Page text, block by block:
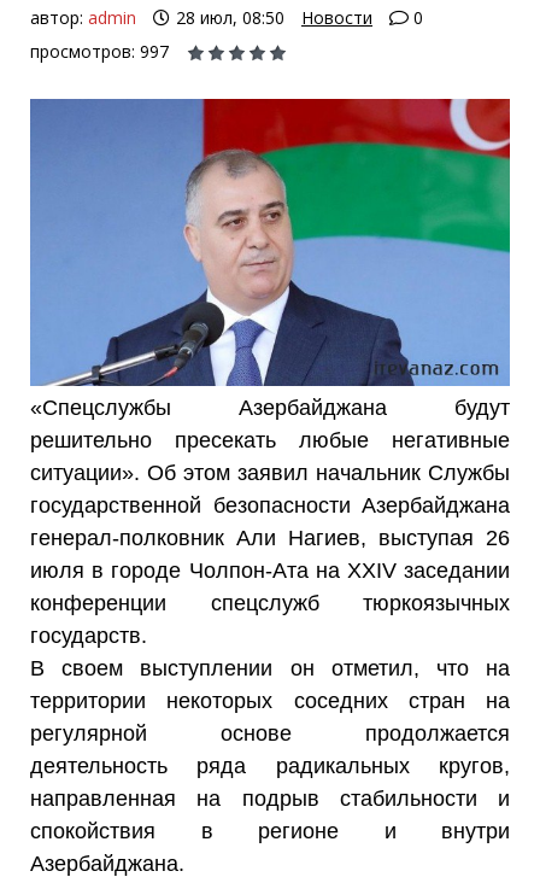
автор: admin 28 июл, 08:50 Новости
0
просмотров: 997
«Спецслужбы Азербайджана будут
решительно пресекать любые негативные
ситуации». Об этом заявил начальник Службы
государственной безопасности Азербайджана
генерал-полковник Али Нагиев, выступая 26
июля в городе Чолпон-Ата на XXIV заседании
конференции спецслужб тюркоязычных
государств.
В своем выступлении он отметил, что на
территории некоторых соседних стран на
регулярной основе продолжается
деятельность ряда радикальных кругов,
направленная на подрыв стабильности и
спокойствия в регионе и внутри
Азербайджана.